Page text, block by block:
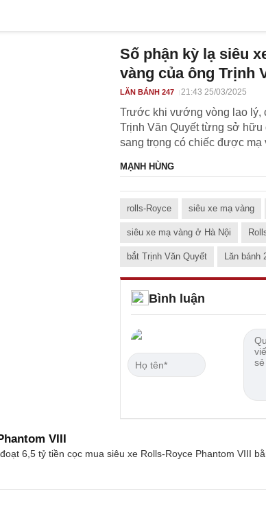
Số phận kỳ lạ siêu
vàng của ông Trịnh
LĂN BÁNH 247 21:43 25/03/2025
Trước khi vướng vòng lao lý,
Trịnh Văn Quyết từng sở
sang trọng có chiếc được mạ
MẠNH HÙNG
rolls-Royce siêu xe mạ vàng
siêu xe mạ vàng ở Hà Nội
bắt Trịnh Văn Quyết Lăn bánh
Bình luận
VIII
6,5 tỷ tiền cọc mua siêu xe Rolls-Royce Phantom VIII